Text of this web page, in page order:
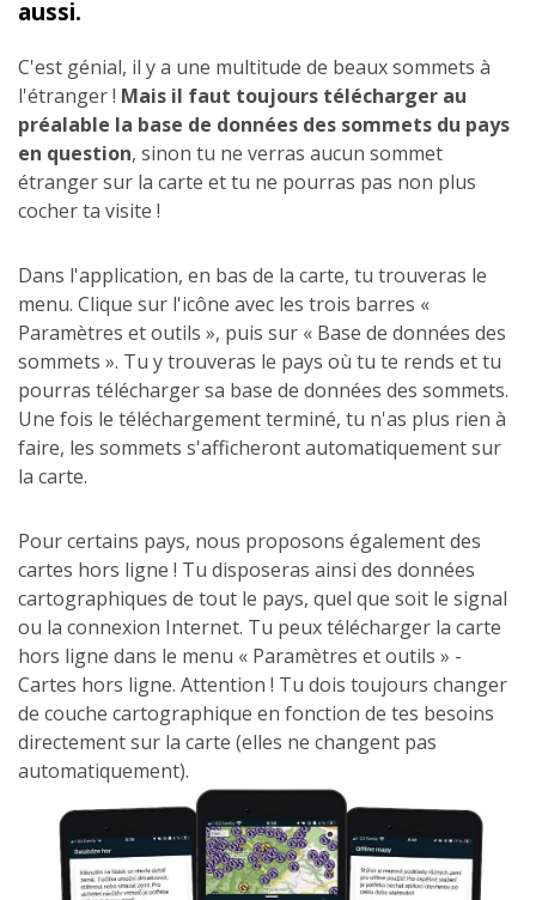
aussi.
C'est génial, il y a une multitude de beaux sommets à
l'étranger ! Mais il faut toujours télécharger au
préalable la base de données des sommets du pays
en question, sinon tu ne verras aucun sommet
étranger sur la carte et tu ne pourras pas non plus
cocher ta visite !
Dans l'application, en bas de la carte, tu trouveras le
menu. Clique sur l'icône avec les trois barres «
Paramètres et outils », puis sur « Base de données des
sommets ». Tu y trouveras le pays où tu te rends et tu
pourras télécharger sa base de données des sommets.
Une fois le téléchargement terminé, tu n'as plus rien à
faire, les sommets s'afficheront automatiquement sur
la carte.
Pour certains pays, nous proposons également des
cartes hors ligne ! Tu disposeras ainsi des données
cartographiques de tout le pays, quel que soit le signal
ou la connexion Internet. Tu peux télécharger la carte
hors ligne dans le menu « Paramètres et outils » -
Cartes hors ligne. Attention ! Tu dois toujours changer
de couche cartographique en fonction de tes besoins
directement sur la carte (elles ne changent pas
automatiquement).